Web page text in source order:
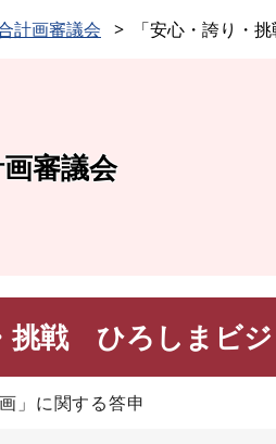
計画審議会 「安心・誇り・
審議会
挑戦 ひろしまビ
」に関する答申